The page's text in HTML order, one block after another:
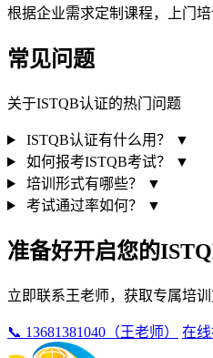
根据企业需求定制课程，上门
常见问题
关于ISTQB认证的热门问题
ISTQB认证有什么用？
▼
如何报考ISTQB考试？
▼
培训形式有哪些？
▼
考试通过率如何？
▼
准备好开启您的
立即联系王老师，获取专属培
📞 13681381040（王老师） 在